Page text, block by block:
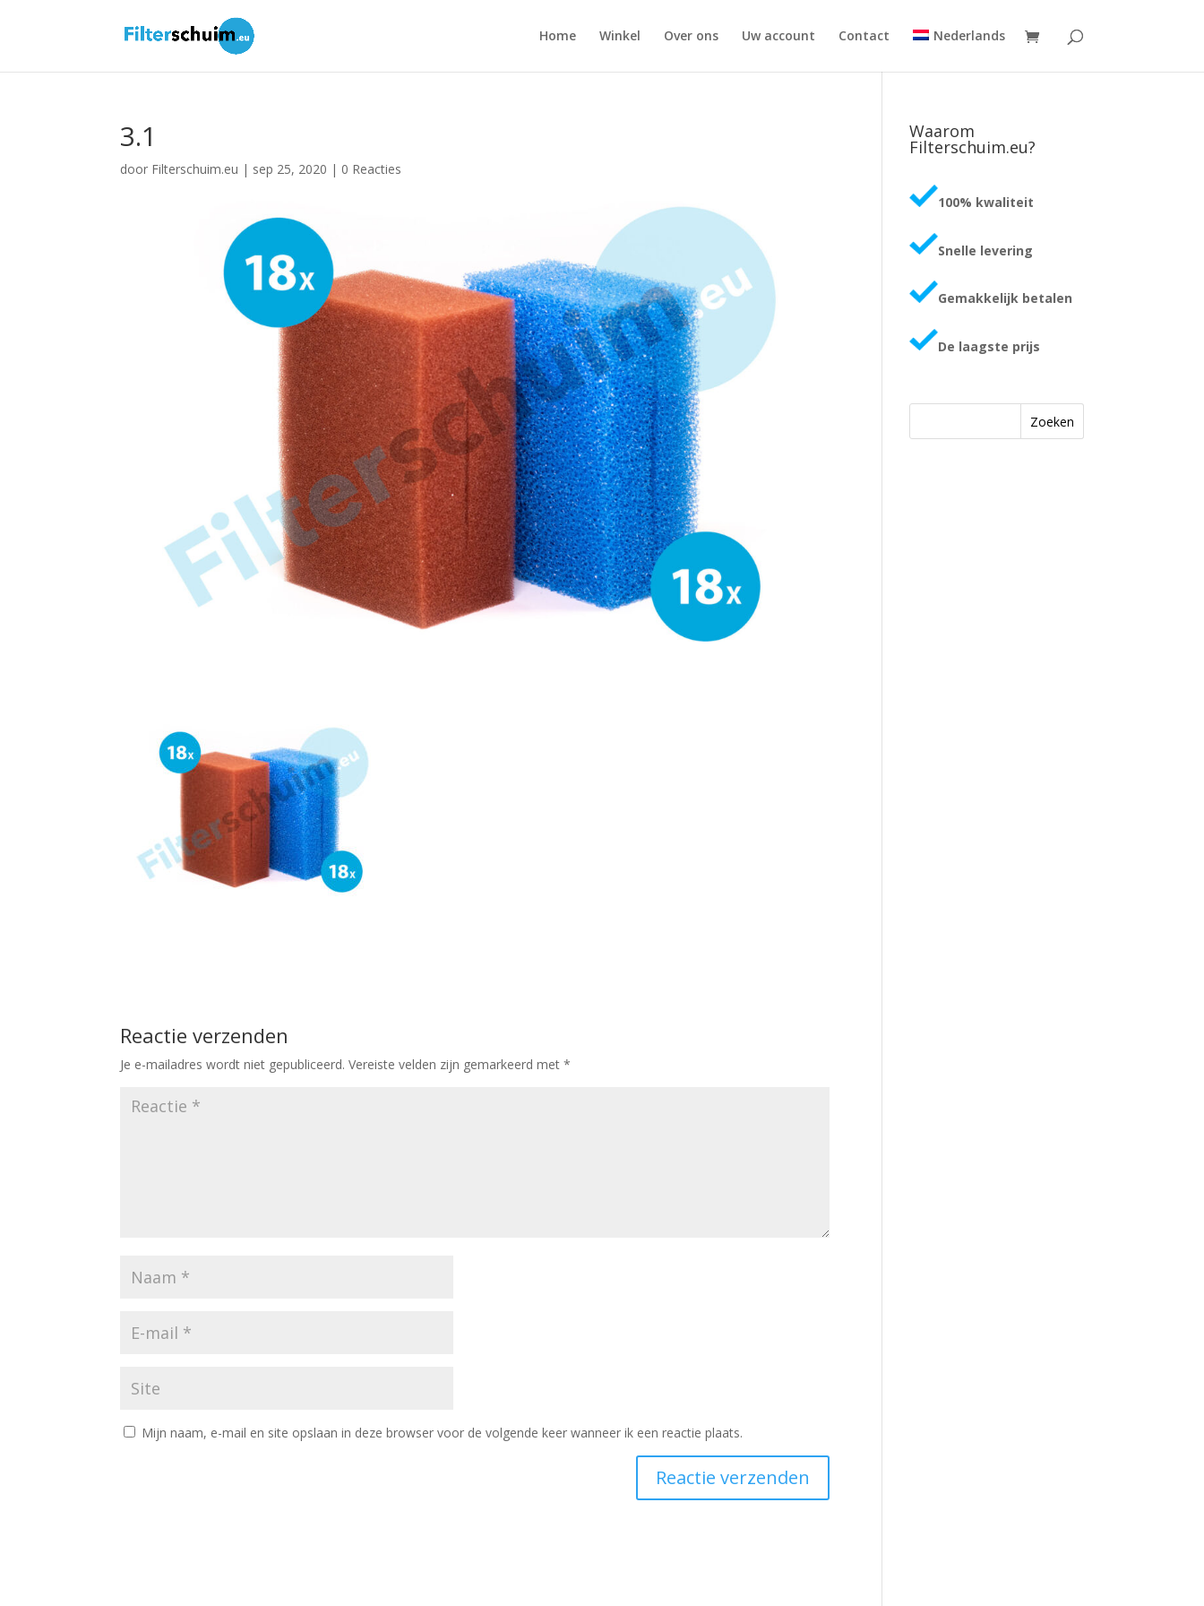
Home Winkel Over ons Uw account Contact Nederlands
3.1
door Filterschuim.eu | sep 25, 2020 | 0 Reacties
Reactie verzenden
Je e-mailadres wordt niet gepubliceerd. Vereiste velden zijn gemarkeerd met*
Mijn naam, e-mail en site opslaan in deze browser voor de volgende keer wanneer ik een reactie plaats.
Waarom
Filterschuim.eu?
100% kwaliteit
Snelle levering
Gemakkelijk betalen
De laagste prijs
Zoeken